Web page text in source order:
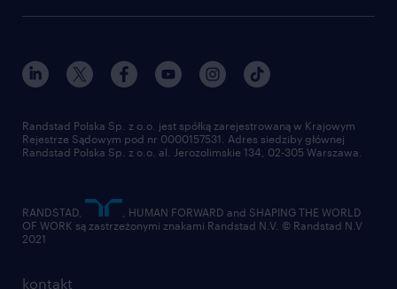
kontakt
Randstad Polska Sp. z o.o. jest spółką zarejestrowaną w Krajowym
Rejestrze Sądowym pod nr 0000157531. Adres siedziby głównej
Randstad Polska Sp. z o.o. al. Jerozolimskie 134, 02-305 Warszawa.
RANDSTAD,
, HUMAN FORWARD and SHAPING THE WORLD
OF WORK są zastrzeżonymi znakami Randstad N.V. © Randstad N.V
2021